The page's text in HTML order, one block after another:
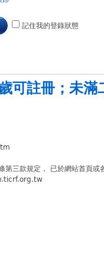
記住我的登錄狀態
可註冊 ； 未滿
第三款規定， 已於網站首頁